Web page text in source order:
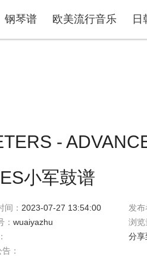
钢琴谱 欧美流行音乐 日
-
小军鼓谱
间： 2023-07-27 13:54:00
发
： wuaiyazhu
浏览
分享
：